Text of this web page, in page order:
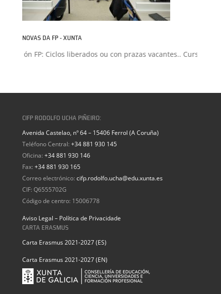
NOVAS DA FP - XUNTA
FP: Ciclos liberados ou con prazas vacantes.. Curso 2026-
CIFP RODOLFO UCHA PIÑEIRO:
Avenida Castelao, nº 64 – 15406 Ferrol (A Coruña)
Teléfono Central: +34 881 930 145
Oficina: +34 881 930 146
Fax: +34 881 930 165
Correo electrónico: cifp.rodolfo.ucha@edu.xunta.es
CIF: Q6555702G
Código de centro: 15006778
Aviso Legal – Política de Privacidade
CARTA ERASMUS
Carta Erasmus 2021-2027 (ES)
Carta Erasmus 2021-2027 (EN)